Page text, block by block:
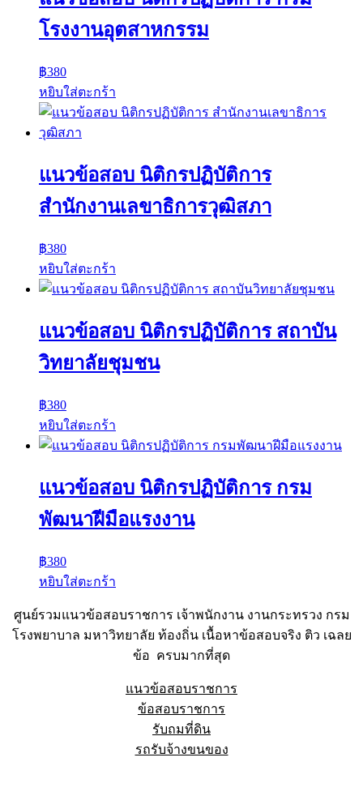
โรงงานอุตสาหกรรม
฿380
หยิบใส่ตะกร้า
แนวข้อสอบ นิติกรปฏิบัติการ
สำนักงานเลขาธิการวุฒิสภา
฿380
หยิบใส่ตะกร้า
แนวข้อสอบ นิติกรปฏิบัติการ สถาบัน
วิทยาลัยชุมชน
฿380
หยิบใส่ตะกร้า
แนวข้อสอบ นิติกรปฏิบัติการ กรม
พัฒนาฝีมือแรงงาน
฿380
หยิบใส่ตะกร้า
ศูนย์รวมแนวข้อสอบราชการ เจ้าพนักงาน งานกระทรวง กรม
โรงพยาบาล มหาวิทยาลัย ท้องถิ่น เนื้อหาข้อสอบจริง ติว เฉลย
ข้อ ครบมากที่สุด
แนวข้อสอบราชการ
ข้อสอบราชการ
รับถมที่ดิน
รถรับจ้างขนของ